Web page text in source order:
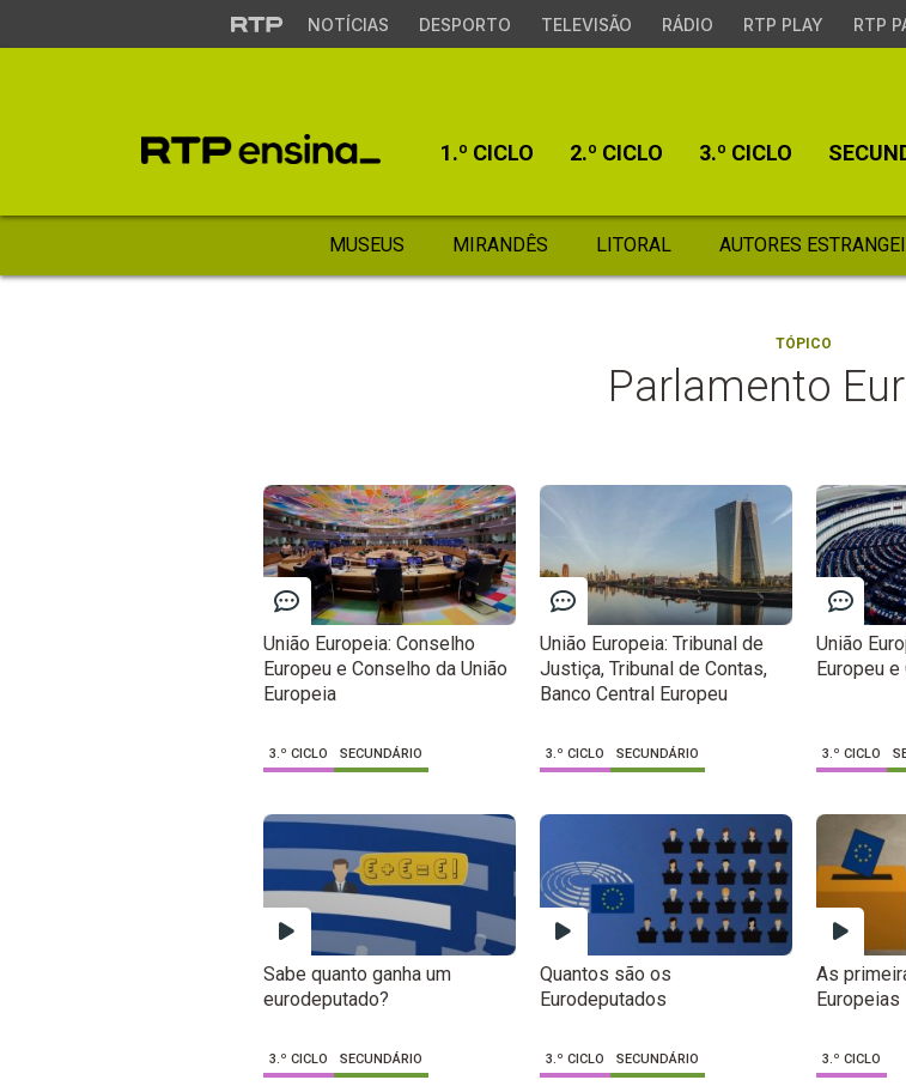
NOTÍCIAS DESPORTO TELEVISÃO RÁDIO RTP PLAY RTP
1.º CICLO 2.º CICLO 3.º CICLO
MUSEUS MIRANDÊS LITORAL AUTORES
TÓPICO
Parlamento
União Europeia: Conselho
Europeu e Conselho da União
Europeia
3.º CICLO SECUNDÁRIO
União Europeia: Tribunal de
Justiça, Tribunal de Contas,
Banco Central Europeu
3.º CICLO SECUNDÁRIO
União
Europeu
3.º CICLO
Sabe quanto ganha um
eurodeputado?
3.º CICLO SECUNDÁRIO
Quantos são os
Eurodeputados
3.º CICLO SECUNDÁRIO
As
Europeias
3.º CICLO